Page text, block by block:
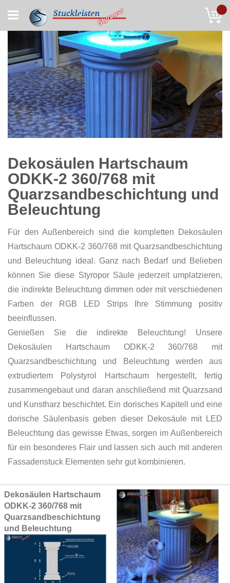
to
Content
Dekosäulen Hartschaum
ODKK-2 360/768 mit
Quarzsandbeschichtung und
Beleuchtung
Für den Außenbereich sind die kompletten Dekosäulen
Hartschaum ODKK-2 360/768 mit Quarzsandbeschichtung
und Beleuchtung ideal. Ganz nach Bedarf und Belieben
können Sie diese Styropor Säule jederzeit umplatzieren,
die indirekte Beleuchtung dimmen oder mit verschiedenen
Farben der RGB LED Strips Ihre Stimmung positiv
beeinflussen.
Genießen Sie die indirekte Beleuchtung! Unsere
Dekosäulen Hartschaum ODKK-2 360/768 mit
Quarzsandbeschichtung und Beleuchtung werden aus
extrudiertem Polystyrol Hartschaum hergestellt, fertig
zusammengebaut und daran anschließend mit Quarzsand
und Kunstharz beschichtet. Ein dorisches Kapitell und eine
dorische Säulenbasis geben dieser Dekosäule mit LED
Beleuchtung das gewisse Etwas, sorgen im Außenbereich
für ein besonderes Flair und lassen sich auch mit anderen
Fassadenstuck Elementen sehr gut kombinieren.
Grouped
product
items
Dekosäulen Hartschaum
ODKK-2 360/768 mit
Quarzsandbeschichtung
und Beleuchtung